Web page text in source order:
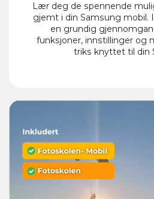
Lær deg de spennende
gjemt i din Samsung mobil.
en grundig
funksjoner, innstillinger og
triks knyttet til din